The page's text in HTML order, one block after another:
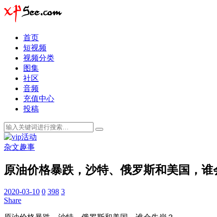
首页
短视频
视频分类
图集
社区
音频
充值中心
投稿
杂文趣事
原油价格暴跌，沙特、俄罗斯和美国，谁
2020-03-10 0 398 3
Share